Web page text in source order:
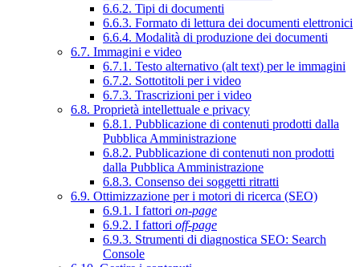
6.6.2. Tipi di documenti
6.6.3. Formato di lettura dei documenti elettronici
6.6.4. Modalità di produzione dei documenti
6.7. Immagini e video
6.7.1. Testo alternativo (alt text) per le immagini
6.7.2. Sottotitoli per i video
6.7.3. Trascrizioni per i video
6.8. Proprietà intellettuale e privacy
6.8.1. Pubblicazione di contenuti prodotti dalla
Pubblica Amministrazione
6.8.2. Pubblicazione di contenuti non prodotti
dalla Pubblica Amministrazione
6.8.3. Consenso dei soggetti ritratti
6.9. Ottimizzazione per i motori di ricerca (SEO)
6.9.1. I fattori on-page
6.9.2. I fattori off-page
6.9.3. Strumenti di diagnostica SEO: Search
Console